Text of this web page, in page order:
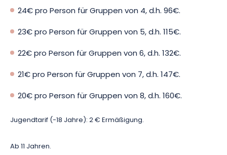
Die Aktivität ist für ein Team von 3 bis 8 Teilnehmern geeignet.
Eingeschlossen in einem Stollen der Mine hat die Gruppe 60
Minuten Zeit, um das Rätsel zu lösen. Verbinden Sie Ihre
draußen zu finden… bevor die Zeit abläuft!
Um Ihre Schritte zu beleuchten, wird Ihnen ein Helm mit einer
Kleidung mitbringen, da die Temperatur im Space Room 10 °C
messen? Buchen Sie jetzt!
24€ pro Person für Gruppen von 4, d.h. 96€.
23€ pro Person für Gruppen von 5, d.h. 115€.
22€ pro Person für Gruppen von 6, d.h. 132€.
21€ pro Person für Gruppen von 7, d.h. 147€.
20€ pro Person für Gruppen von 8, d.h. 160€.
Jugendtarif (-18 Jahre): 2 € Ermäßigung.
Ab 11 Jahren.